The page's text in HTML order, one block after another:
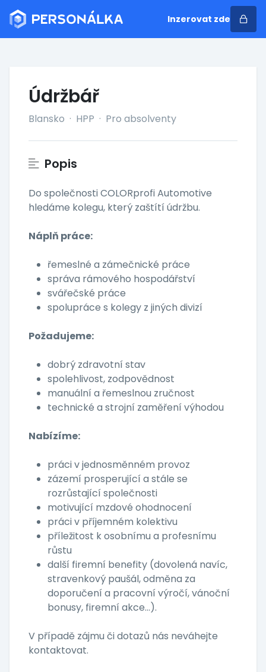
Inzerovat zde
Údržbář
Blansko · HPP · Pro absolventy
Popis
Do společnosti COLORprofi Automotive
hledáme kolegu, který zaštítí údržbu.
Náplň práce:
řemeslné a zámečnické práce
správa rámového hospodářství
svářečské práce
spolupráce s kolegy z jiných divizí
Požadujeme:
dobrý zdravotní stav
spolehlivost, zodpovědnost
manuální a řemeslnou zručnost
technické a strojní zaměření výhodou
Nabízíme:
práci v jednosměnném provoz
zázemí prosperující a stále se
rozrůstající společnosti
motivující mzdové ohodnocení
práci v příjemném kolektivu
příležitost k osobnímu a profesnímu
růstu
další firemní benefity (dovolená navíc,
stravenkový paušál, odměna za
doporučení a pracovní výročí, vánoční
bonusy, firemní akce…).
V případě zájmu či dotazů nás neváhejte
kontaktovat.